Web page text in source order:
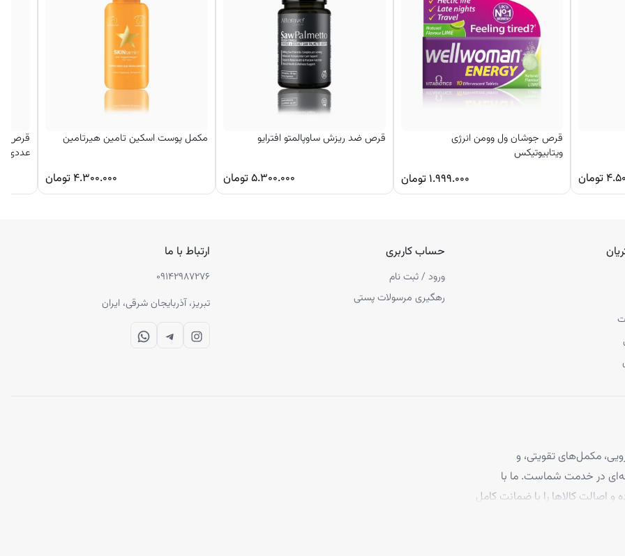
تومان
قرص جوشان ول وومن انرژی
ویتابیوتیکس
۱.۹۹۹.۰۰۰ تومان
قرص ضد ریزش ساوپالمتو افترایو
۵.۳۰۰.۰۰۰تومان
مکمل پوست اسکین تامین هیرتامین
۴.۳۰۰.۰۰۰ تومان
عددی –
حساب کاربری
ورود / ثبت نام
رهگیری مرسولات پستی
ارتباط با ما
۰۹۱۴۲۹۸۷۲۷۶
تبریز، آذربایجان شرقی، ایران
Instagram
Telegram
WhatsApp
مکمل‌های تقویتی، و
و مو، با بیش از ۴ سال تجربه حرفه‌ای در خدمت شماست. ما با
و اصالت کالاها را با ضمانت کامل
تا بتوانید با